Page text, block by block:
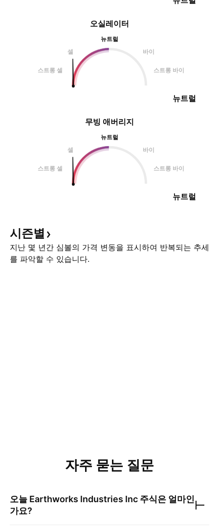
오실레이터
뉴트럴
셀
바이
스트롱 셀 스트롱 바이
뉴트럴
무빙 애버리지
뉴트럴
셀
바이
스트롱 셀 스트롱 바이
뉴트럴
시즌별
지난 몇 년간 심볼의 가격 변동을 표시하여 반복되는 추세
를 파악할 수 있습니다.
자주 묻는 질문
오늘 Earthworks Industries Inc 주식은 얼마인
가요?